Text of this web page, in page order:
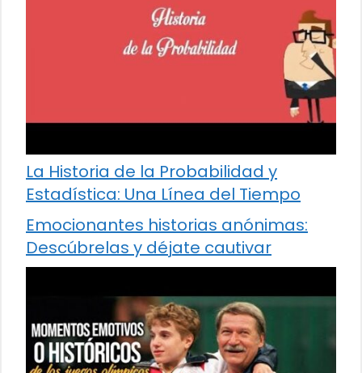
La Historia de la Probabilidad y
Estadística: Una Línea del Tiempo
Emocionantes historias anónimas:
Descúbrelas y déjate cautivar